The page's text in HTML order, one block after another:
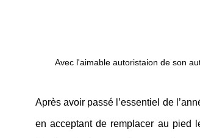
Avec l'aimable autoristaion de son
Après avoir passé l’essentiel de
en acceptant de remplacer au pied